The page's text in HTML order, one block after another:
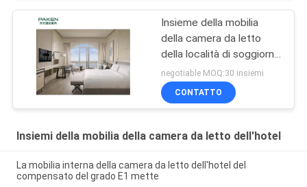
Insieme della mobilia
della camera da letto
della località di soggiorno
della copertura del
compensato
negotiable MOQ:30 insiemi
CONTATTO
Insiemi della mobilia della camera da letto dell'hotel
La mobilia interna della camera da letto dell'hotel del
compensato del grado E1 mette